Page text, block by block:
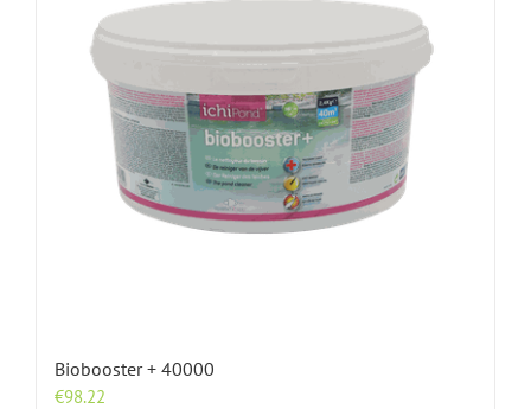
Biobooster + 40000
€98.22